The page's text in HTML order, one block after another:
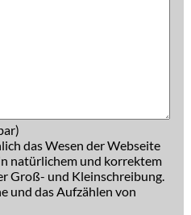
das Wesen der Webseite
natürlichem und korrektem
Groß- und Kleinschreibung.
und das Aufzählen von